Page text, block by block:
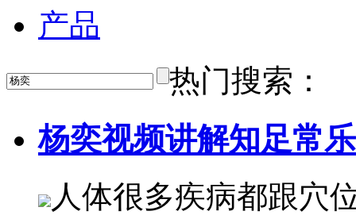
产品
热门搜索：
杨奕视频讲解知足常乐
人体很多疾病都跟穴